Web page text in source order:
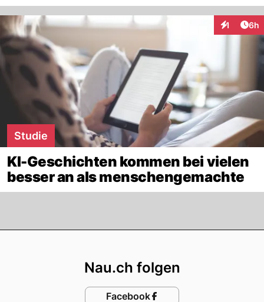
1 6h
Studie
KI-Geschichten kommen bei vielen
besser an als menschengemachte
Nau.ch folgen
Facebook